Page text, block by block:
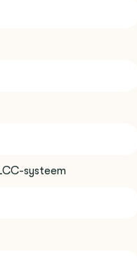
systeem